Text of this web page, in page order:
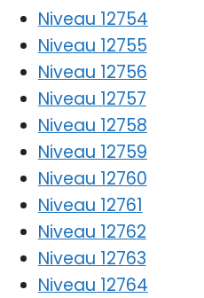
Niveau 12754
Niveau 12755
Niveau 12756
Niveau 12757
Niveau 12758
Niveau 12759
Niveau 12760
Niveau 12761
Niveau 12762
Niveau 12763
Niveau 12764